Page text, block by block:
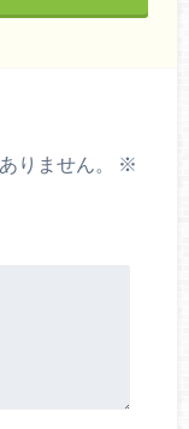
りません。
※